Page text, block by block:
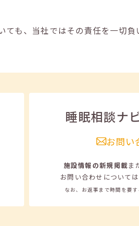
も、当社ではその責任を一切
睡眠相談ナ
お問い
施設情報の新規掲載ま
お問い合わせについて
なお、お返事まで時間を要